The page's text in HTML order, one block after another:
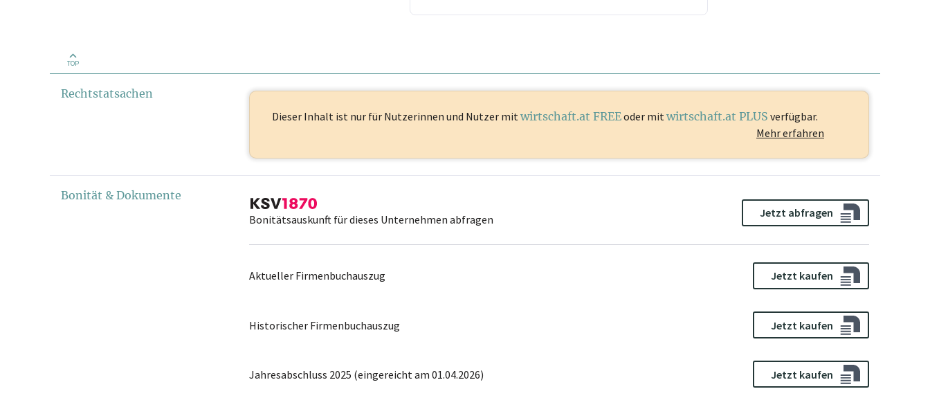
TOP
Rechtstatsachen
Dieser Inhalt ist nur für Nutzerinnen und Nutzer mit wirtschaft.at FREEoder mit wirtschaft.at PLUS verfügbar.
Mehr erfahren
Bonität & Dokumente
Bonitätsauskunft für dieses Unternehmen abfragen
Jetzt abfragen
Aktueller Firmenbuchauszug Jetzt kaufen
Historischer Firmenbuchauszug Jetzt kaufen
Jahresabschluss 2025 (eingereicht am 01.04.2026) Jetzt kaufen